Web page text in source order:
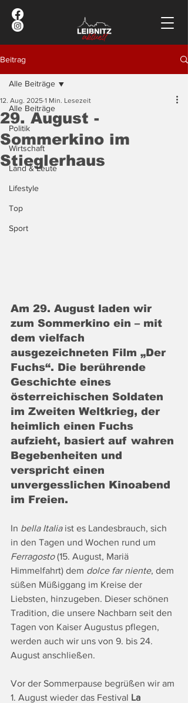
Beitrag
Alle Beiträge
Politik
Wirtschaft
Land & Leute
Lifestyle
Top
Sport
Alle Beiträge
29. August -
Sommerkino im
Stieglerhaus
12. Aug. 2025 1 Min. Lesezeit
Am 29. August laden wir
zum Sommerkino ein – mit
dem vielfach
ausgezeichneten Film „Der
Fuchs“. Die berührende
Geschichte eines
österreichischen Soldaten
im Zweiten Weltkrieg, der
heimlich einen Fuchs
aufzieht, basiert auf wahren
Begebenheiten und
verspricht einen
unvergesslichen Kinoabend
im Freien.
In bella Italia ist es Landesbrauch, sich
in den Tagen und Wochen rund um
Ferragosto (15. August, Mariä
Himmelfahrt) dem dolce far niente, dem
süßen Müßiggang im Kreise der
Liebsten, hinzugeben. Dieser schönen
Tradition, die unsere Nachbarn seit den
Tagen von Kaiser Augustus pflegen,
werden auch wir uns von 9. bis 24.
August anschließen.
Vor der Sommerpause begrüßen wir am
1. August wieder das Festival La